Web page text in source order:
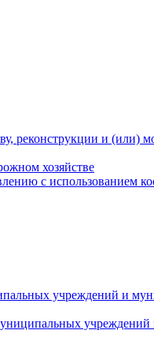
реконструкции и (или)
хозяйстве
с использованием
учреждений и